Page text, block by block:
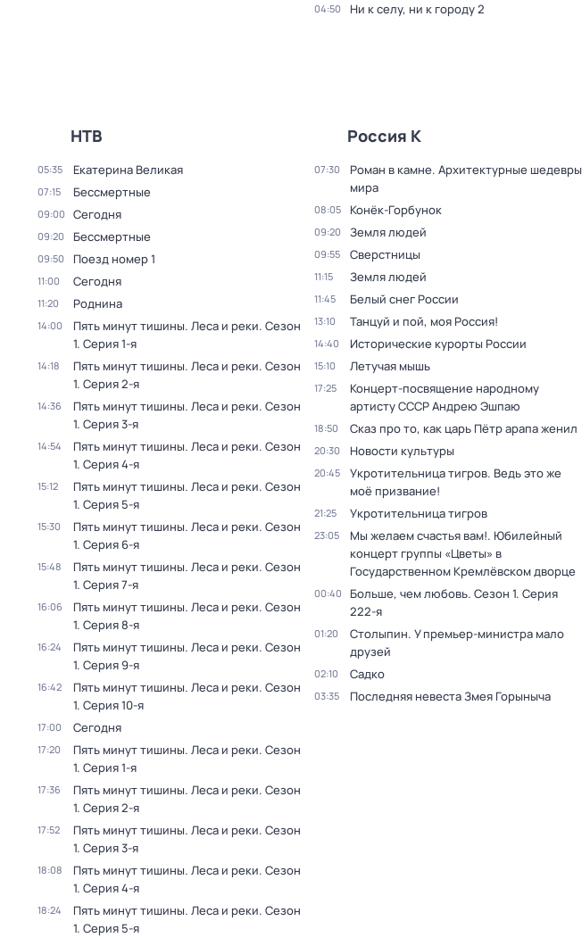
04:50 Ни к селу, ни к городу 2
НТВ
05:35 Екатерина Великая
07:15 Бессмертные
09:00 Сегодня
09:20 Бессмертные
09:50 Поезд номер 1
11:00 Сегодня
11:20 Роднина
14:00 Пять минут тишины. Леса и реки. Сезон
1. Серия 1-я
14:18 Пять минут тишины. Леса и реки. Сезон
1. Серия 2-я
14:36 Пять минут тишины. Леса и реки. Сезон
1. Серия 3-я
14:54 Пять минут тишины. Леса и реки. Сезон
1. Серия 4-я
15:12 Пять минут тишины. Леса и реки. Сезон
1. Серия 5-я
15:30 Пять минут тишины. Леса и реки. Сезон
1. Серия 6-я
15:48 Пять минут тишины. Леса и реки. Сезон
1. Серия 7-я
16:06 Пять минут тишины. Леса и реки. Сезон
1. Серия 8-я
16:24 Пять минут тишины. Леса и реки. Сезон
1. Серия 9-я
16:42 Пять минут тишины. Леса и реки. Сезон
1. Серия 10-я
17:00 Сегодня
17:20 Пять минут тишины. Леса и реки. Сезон
1. Серия 1-я
17:36 Пять минут тишины. Леса и реки. Сезон
1. Серия 2-я
17:52 Пять минут тишины. Леса и реки. Сезон
1. Серия 3-я
18:08 Пять минут тишины. Леса и реки. Сезон
1. Серия 4-я
18:24 Пять минут тишины. Леса и реки. Сезон
1. Серия 5-я
Россия К
07:30
Роман в камне. Архитектурные шедевры
мира
08:05 Конёк-Горбунок
09:20 Земля людей
09:55 Сверстницы
11:15 Земля людей
11:45 Белый снег России
13:10 Танцуй и пой, моя Россия!
14:40 Исторические курорты России
15:10 Летучая мышь
17:25
Концерт-посвящение народному
артисту СССР Андрею Эшпаю
18:50 Сказ про то, как царь Пётр арапа женил
20:30 Новости культуры
20:45
Укротительница тигров. Ведь это же
моё призвание!
21:25 Укротительница тигров
23:05
Мы желаем счастья вам!. Юбилейный
концерт группы «Цветы» в
Государственном Кремлёвском дворце
00:40 Больше, чем любовь. Сезон 1. Серия
222-я
01:20
Столыпин. У премьер-министра мало
друзей
02:10 Садко
03:35 Последняя невеста Змея Горыныча